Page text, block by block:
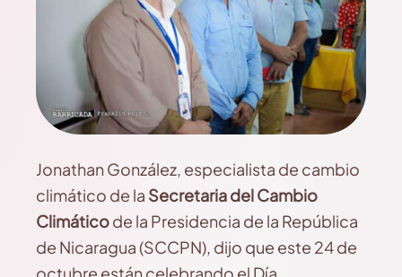
Jonathan González, especialista de cambio
climático de la Secretaria del Cambio
Climáticode la Presidencia de la República
de Nicaragua (SCCPN), dijo que este 24 de
octubre están celebrando el Día